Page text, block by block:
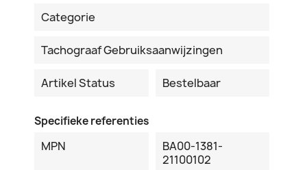
Categorie
Tachograaf Gebruiksaanwijzingen
Artikel Status Bestelbaar
Specifieke referenties
MPN
BA00-1381-
21100102